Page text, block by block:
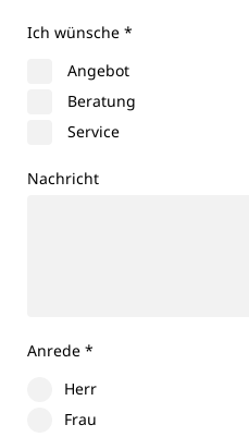
Ich wünsche *
Angebot
Beratung
Service
Nachricht
Anrede *
Herr
Frau